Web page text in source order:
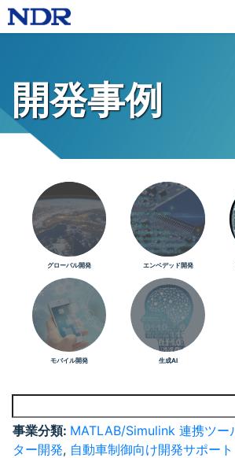
開発事例
グローバル開発 エンベデッド開発
モバイル開発 生成AI
事業分類: MATLAB/Simulink 連携ツー
ター開発, 自動車制御向け開発サポート